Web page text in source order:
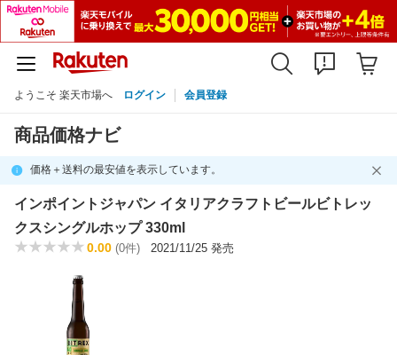
ようこそ 楽天市場へ ログイン 会員登録
商品価格ナビ
価格＋送料の最安値を表示しています。
インポイントジャパン イタリアクラフトビールビトレッ
クスシングルホップ 330ml
0.00 (0件) 2021/11/25 発売